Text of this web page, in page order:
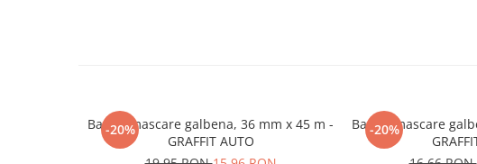
-20%
Banda mascare galbena, 36 mm x 45 m -
GRAFFIT AUTO
-20%
Banda mascare